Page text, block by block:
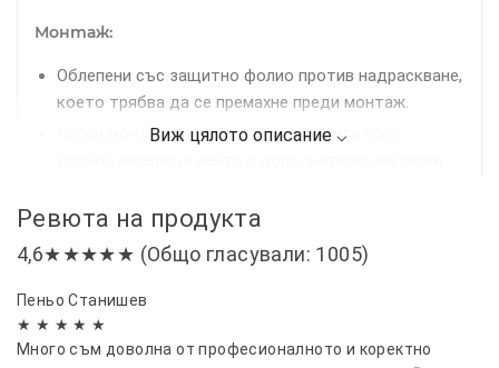
Монтаж:
Облепени със защитно фолио против надраскване,
което трябва да се премахне преди монтаж.
Лесен монтаж в канала на прозорците чрез
Препоръчително е предварително почистване на
рамките на прозорците за най-добро прилепване.
Съвместими за:
2023г.
Ревюта на продукта
4,6★★★★★ (Общо гласували: 1005)
Пеньо Станишев
★ ★ ★ ★ ★
Много съм доволна от професионалното и коректно